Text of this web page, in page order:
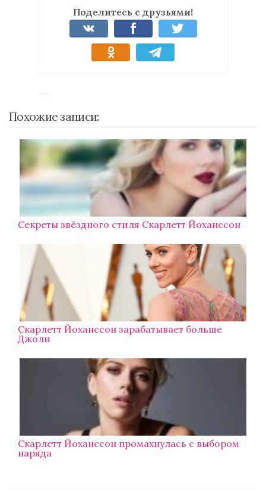
Поделитесь с друзьями!
Похожие записи:
Секреты звёздного стиля Скарлетт Йоханссон
Скарлетт Йоханссон зарабатывает больше
Джоли
Скарлетт Йоханссон промахнулась с выбором
наряда